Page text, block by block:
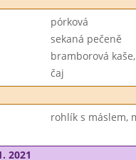
pórková
sekaná pečeně
bramborová
čaj
rohlík s máslem,
2021